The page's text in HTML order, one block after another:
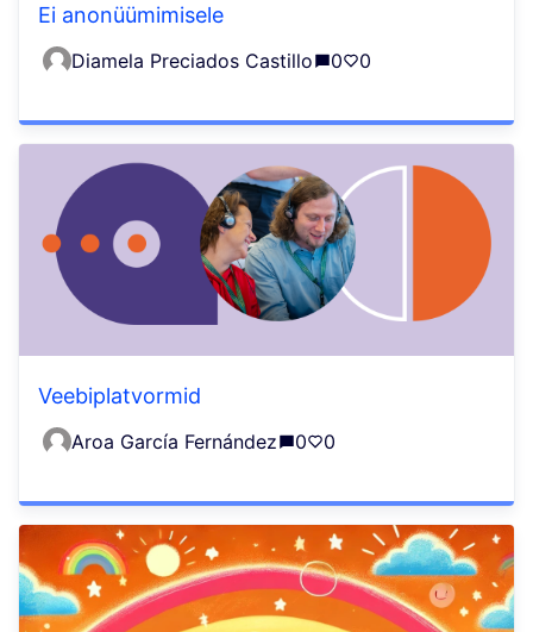
Ei anonüümimisele
Diamela Preciados Castillo 0 0
Veebiplatvormid
Aroa García Fernández 0 0